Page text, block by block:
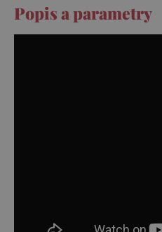
Popis a parametry